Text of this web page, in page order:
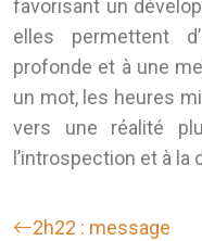
favorisant un
elles permettent
profonde et à une
un mot, les heures
vers une réalité
l’introspection et à
2h22 : message